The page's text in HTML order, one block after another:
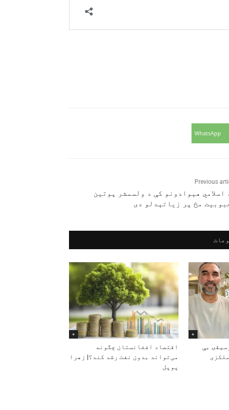
WhatsApp
Previous
اسلامي هېوادونو کې د ولسمشر پوتین
مخ پر زیاتېدلو دی
+
بې‌
+
اقتصاد افغانستان چگونه
می‌تواند بدون نفت رشد کند؟| زهرا
پوپل